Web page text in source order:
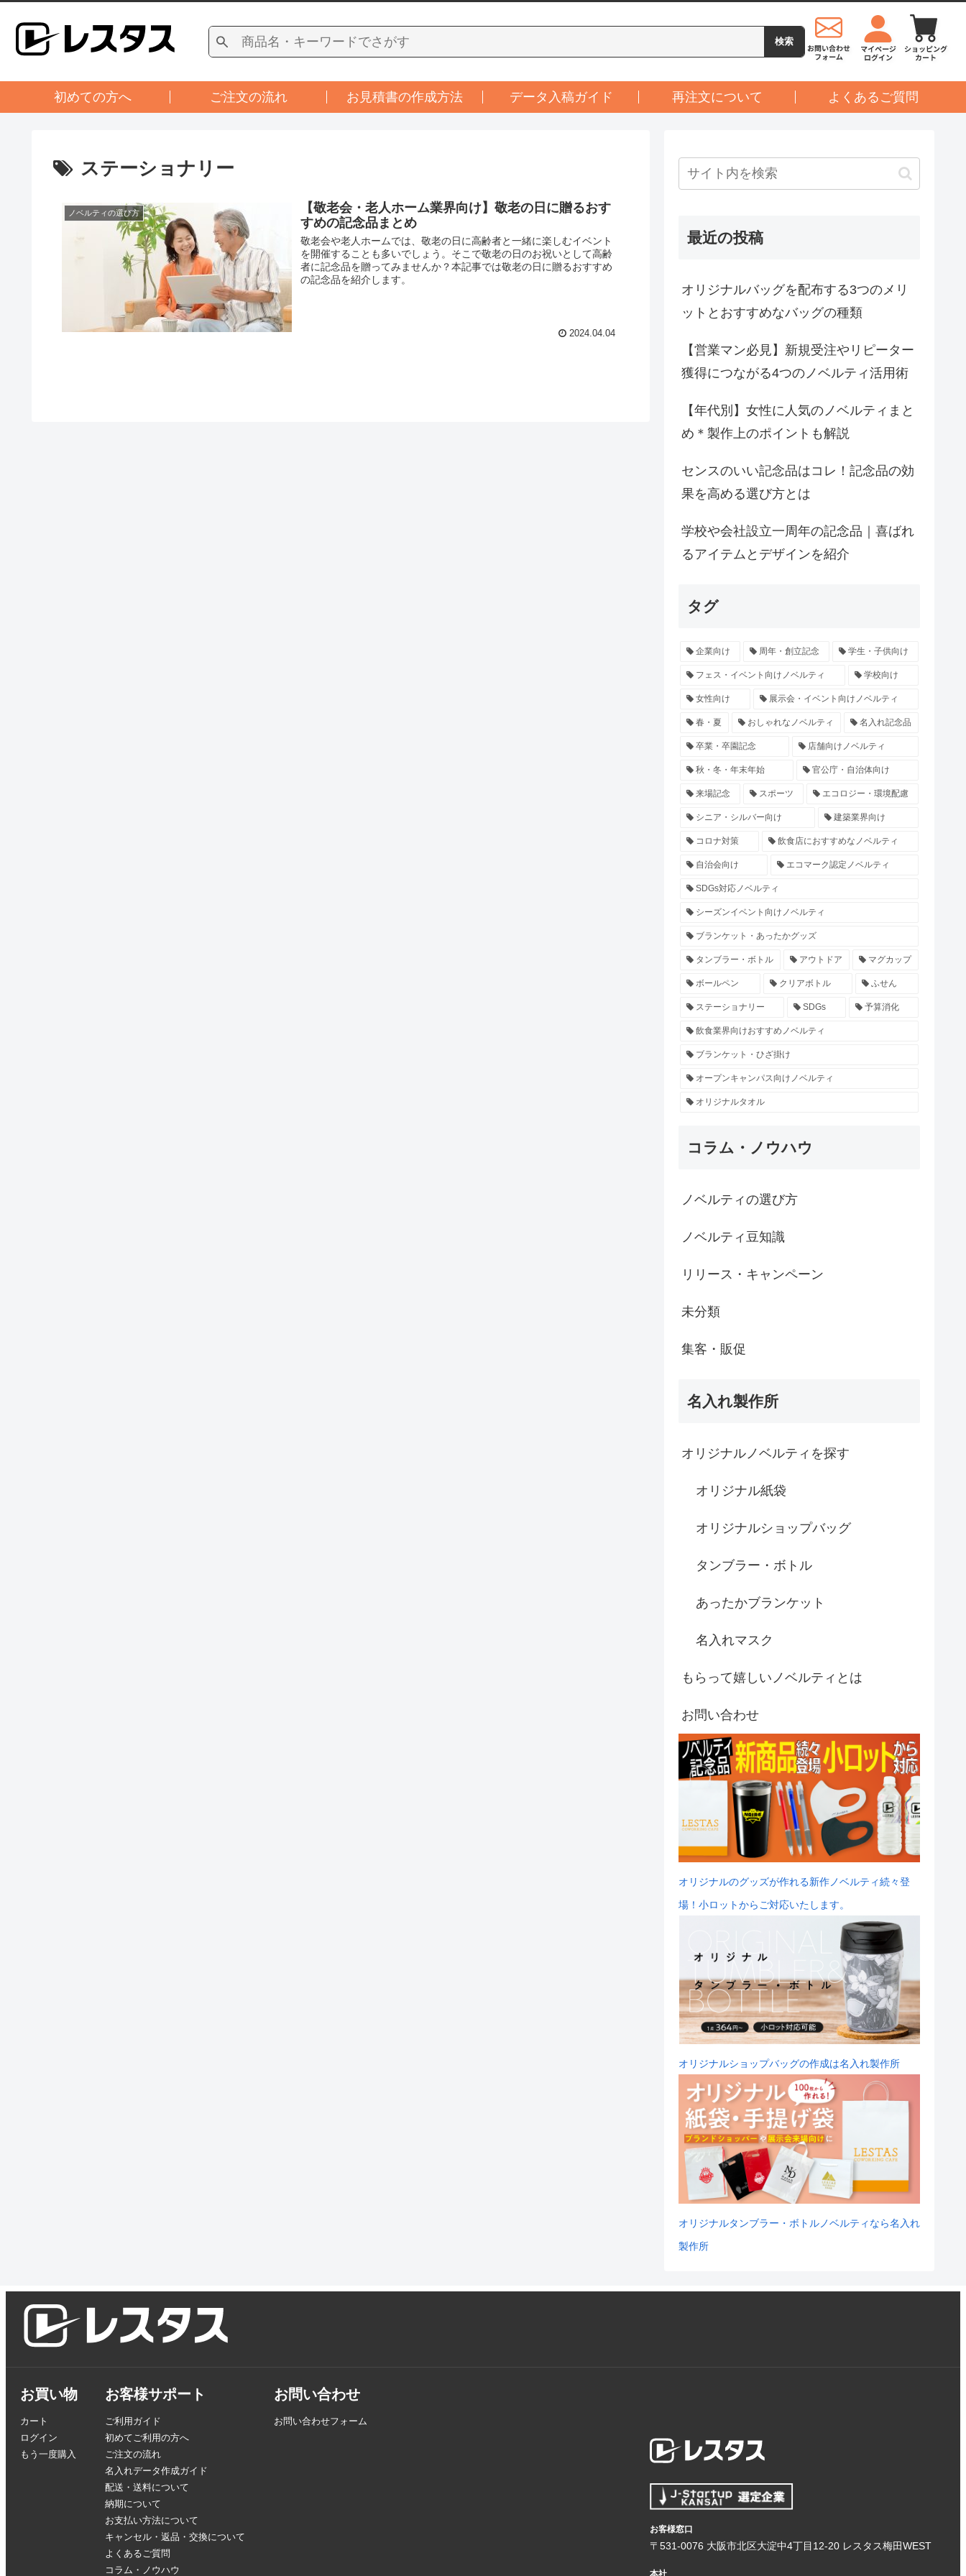
初めての方へ ご注文の流れ お見積書の作成方法 データ入稿ガイド 再注文について よくあるご質問
ステーショナリー
ノベルティの選び方
【敬老会・老人ホーム業界向け】敬老の日に贈るおす
すめの記念品まとめ
敬老会や老人ホームでは、敬老の日に高齢者と一緒に楽しむイベント
を開催することも多いでしょう。そこで敬老の日のお祝いとして高齢
者に記念品を贈ってみませんか？本記事では敬老の日に贈るおすすめ
の記念品を紹介します。
2024.04.04
最近の投稿
オリジナルバッグを配布する3つのメリ
ットとおすすめなバッグの種類
【営業マン必見】新規受注やリピーター
獲得につながる4つのノベルティ活用術
【年代別】女性に人気のノベルティまと
め＊製作上のポイントも解説
センスのいい記念品はコレ！記念品の効
果を高める選び方とは
学校や会社設立一周年の記念品｜喜ばれ
るアイテムとデザインを紹介
タグ
企業向け 周年・創立記念 学生・子供向け
フェス・イベント向けノベルティ 学校向け
女性向け 展示会・イベント向けノベルティ
春・夏 おしゃれなノベルティ 名入れ記念品
卒業・卒園記念 店舗向けノベルティ
秋・冬・年末年始 官公庁・自治体向け
来場記念 スポーツ エコロジー・環境配慮
シニア・シルバー向け 建築業界向け
コロナ対策 飲食店におすすめなノベルティ
自治会向け エコマーク認定ノベルティ
SDGs対応ノベルティ
シーズンイベント向けノベルティ
ブランケット・あったかグッズ
タンブラー・ボトル アウトドア マグカップ
ボールペン クリアボトル ふせん
ステーショナリー SDGs 予算消化
飲食業界向けおすすめノベルティ
ブランケット・ひざ掛け
オープンキャンパス向けノベルティ
オリジナルタオル
コラム・ノウハウ
ノベルティの選び方
ノベルティ豆知識
リリース・キャンペーン
未分類
集客・販促
名入れ製作所
オリジナルノベルティを探す
オリジナル紙袋
オリジナルショップバッグ
タンブラー・ボトル
あったかブランケット
名入れマスク
もらって嬉しいノベルティとは
お問い合わせ
オリジナルのグッズが作れる新作ノベルティ続々登
場！小ロットからご対応いたします。
オリジナルショップバッグの作成は名入れ製作所
オリジナルタンブラー・ボトルノベルティなら名入れ
製作所
お買い物
カート
ログイン
もう一度購入
お客様サポート
ご利用ガイド
初めてご利用の方へ
ご注文の流れ
名入れデータ作成ガイド
配送・送料について
納期について
お支払い方法について
キャンセル・返品・交換について
よくあるご質問
コラム・ノウハウ
お問い合わせ
お問い合わせフォーム
お客様窓口
〒531-0076 大阪市北区大淀中4丁目12-20 レスタス梅田WEST